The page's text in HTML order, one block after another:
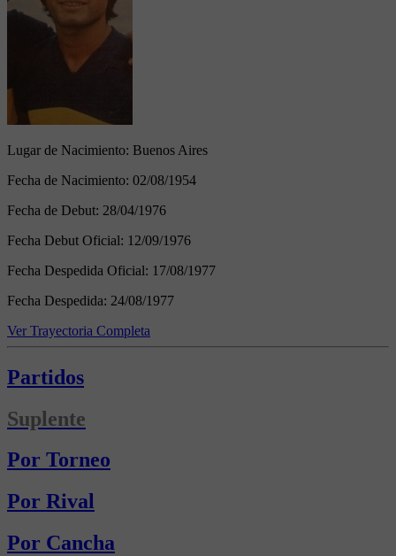
Lugar de Nacimiento: Buenos Aires
Fecha de Nacimiento: 02/08/1954
Fecha de Debut: 28/04/1976
Fecha Debut Oficial: 12/09/1976
Fecha Despedida Oficial: 17/08/1977
Fecha Despedida: 24/08/1977
Ver Trayectoria Completa
Partidos
Suplente
Por Torneo
Por Rival
Por Cancha